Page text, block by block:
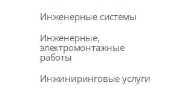
Инженерные системы
Инженерные,
электромонтажные
работы
Инжиниринговые услуги